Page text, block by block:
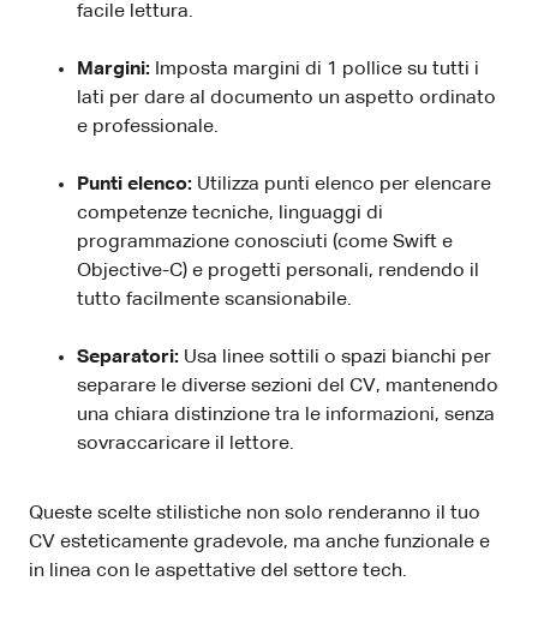
facile lettura.
Margini: Imposta margini di 1 pollice su tutti i
lati per dare al documento un aspetto ordinato
e professionale.
Punti elenco: Utilizza punti elenco per elencare
competenze tecniche, linguaggi di
programmazione conosciuti (come Swift e
Objective-C) e progetti personali, rendendo il
tutto facilmente scansionabile.
Separatori: Usa linee sottili o spazi bianchi per
separare le diverse sezioni del CV, mantenendo
una chiara distinzione tra le informazioni, senza
sovraccaricare il lettore.
Queste scelte stilistiche non solo renderanno il tuo
CV esteticamente gradevole, ma anche funzionale e
in linea con le aspettative del settore tech.